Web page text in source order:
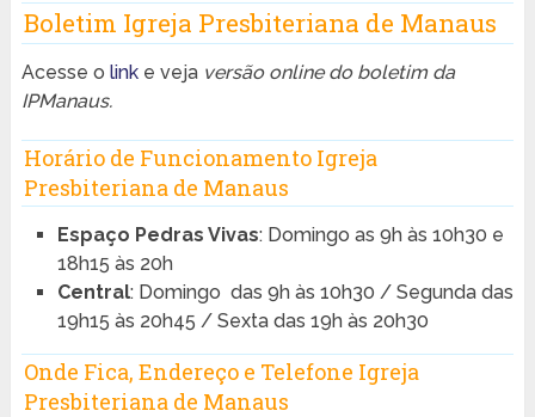
Boletim Igreja Presbiteriana de Manaus
Acesse o link e veja versão online do boletim da
IPManaus.
Horário de Funcionamento Igreja
Presbiteriana de Manaus
Espaço Pedras Vivas: Domingo as 9h às 10h30 e
18h15 às 20h
Central: Domingo das 9h às 10h30 / Segunda das
19h15 às 20h45 / Sexta das 19h às 20h30
Onde Fica, Endereço e Telefone Igreja
Presbiteriana de Manaus